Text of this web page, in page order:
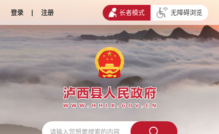
登录 | 注册 长者模式 无障碍浏览